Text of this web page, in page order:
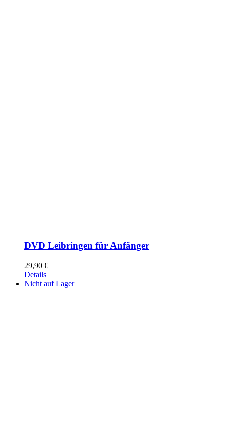
DVD Leibringen für Anfänger
29,90 €
Details
Nicht auf Lager